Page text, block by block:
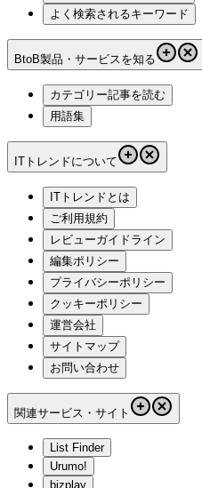
よく検索されるキーワード
BtoB製品・サービスを知る
カテゴリー記事を読む
用語集
ITトレンドについて
ITトレンドとは
ご利用規約
レビューガイドライン
編集ポリシー
プライバシーポリシー
クッキーポリシー
運営会社
サイトマップ
お問い合わせ
関連サービス・サイト
List Finder
Urumo!
bizplay